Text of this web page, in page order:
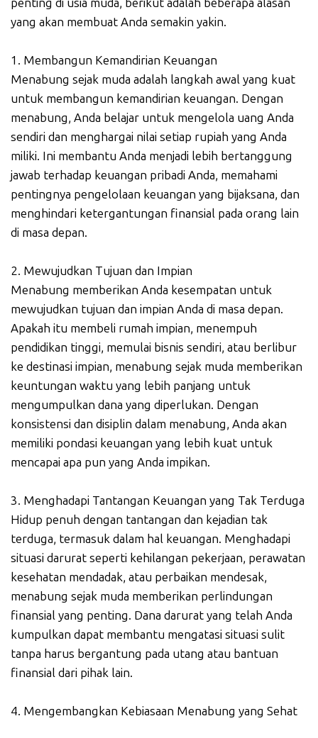
penting di usia muda, berikut adalah beberapa alasan
yang akan membuat Anda semakin yakin.
1. Membangun Kemandirian Keuangan
Menabung sejak muda adalah langkah awal yang kuat
untuk membangun kemandirian keuangan. Dengan
menabung, Anda belajar untuk mengelola uang Anda
sendiri dan menghargai nilai setiap rupiah yang Anda
miliki. Ini membantu Anda menjadi lebih bertanggung
jawab terhadap keuangan pribadi Anda, memahami
pentingnya pengelolaan keuangan yang bijaksana, dan
menghindari ketergantungan finansial pada orang lain
di masa depan.
2. Mewujudkan Tujuan dan Impian
Menabung memberikan Anda kesempatan untuk
mewujudkan tujuan dan impian Anda di masa depan.
Apakah itu membeli rumah impian, menempuh
pendidikan tinggi, memulai bisnis sendiri, atau berlibur
ke destinasi impian, menabung sejak muda memberikan
keuntungan waktu yang lebih panjang untuk
mengumpulkan dana yang diperlukan. Dengan
konsistensi dan disiplin dalam menabung, Anda akan
memiliki pondasi keuangan yang lebih kuat untuk
mencapai apa pun yang Anda impikan.
3. Menghadapi Tantangan Keuangan yang Tak Terduga
Hidup penuh dengan tantangan dan kejadian tak
terduga, termasuk dalam hal keuangan. Menghadapi
situasi darurat seperti kehilangan pekerjaan, perawatan
kesehatan mendadak, atau perbaikan mendesak,
menabung sejak muda memberikan perlindungan
finansial yang penting. Dana darurat yang telah Anda
kumpulkan dapat membantu mengatasi situasi sulit
tanpa harus bergantung pada utang atau bantuan
finansial dari pihak lain.
4. Mengembangkan Kebiasaan Menabung yang Sehat